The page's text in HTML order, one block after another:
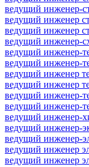
ведущий инженер-
ведущий инженер
ведущий инженер
ведущий инженер-
ведущий инженер-
ведущий инженер-
ведущий инженер
ведущий инженер
ведущий инженер-
ведущий инженер-
ведущий инженер-
ведущий инженер-
ведущий инженер-
ведущий инженер
ведущий инженер